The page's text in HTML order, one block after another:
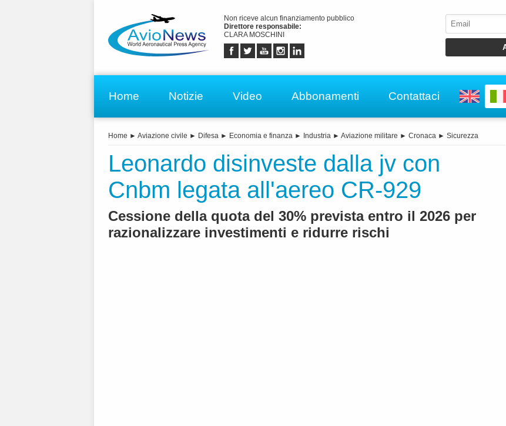
Non riceve alcun finanziamento pubblico
Direttore responsabile:
CLARA MOSCHINI
Home Notizie Video Abbonamenti Contattaci
Home ► Aviazione civile ► Difesa ► Economia e finanza ► Industria ► Aviazione militare ► Cronaca ► Sicurezza
Leonardo disinveste dalla jv con
Cnbm legata all'aereo CR-929
Cessione della quota del 30% prevista entro il 2026 per
razionalizzare investimenti e ridurre rischi